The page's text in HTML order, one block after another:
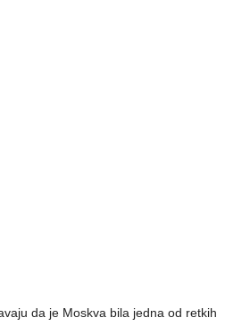
da je Moskva bila jedna od retkih